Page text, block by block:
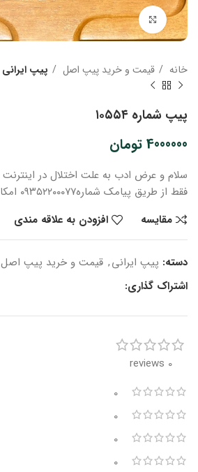
بزرگنمایی تصویر
خانه قیمت و خرید پیپ اصل پیپ ایرانی
پیپ شماره ۱۰۵۵۴
4000000 تومان
سلام و عرض ادب به علت اختلال در اینترنت
فقط از طریق پیامک شماره۰۹۳۵۲۲۰۰۰۷۷ امکان پذیر است
مقایسه
افزودن به علاقه مندی
دسته: پیپ ایرانی, قیمت و خرید پیپ اصل
اشتراک گذاری:
0 reviews
0
0
0
0